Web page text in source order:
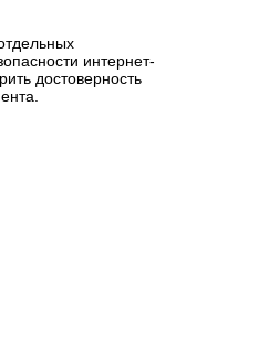
интернет-
достоверность